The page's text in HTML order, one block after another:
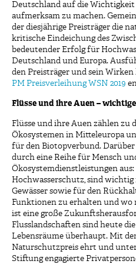
Deutschland auf die Wichtigkeit
aufmerksam zu machen.
der diesjährige Preisträger die
kritische Eindeichung des
bedeutender Erfolg für
Deutschland und Europa.
den Preisträger und sein
PM Preisverleihung WSN 2019
Flüsse und ihre Auen –
Flüsse und ihre Auen zählen zu
Ökosystemen in Mitteleuropa
für den Biotopverbund. Darüber
durch eine Reihe für Mensch
Ökosystemdienstleistungen
Hochwasserschutz, sind
Gewässer sowie für den
Funktionen zu erhalten und wo
ist eine große
Flusslandschaften sind heute
Lebensräume überhaupt. Mit
Naturschutzpreis ehrt und
Stiftung engagierte